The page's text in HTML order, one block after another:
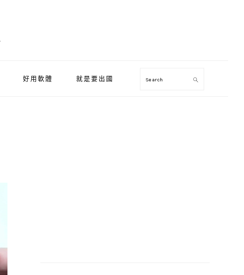
好用軟體 就是要出國 Search